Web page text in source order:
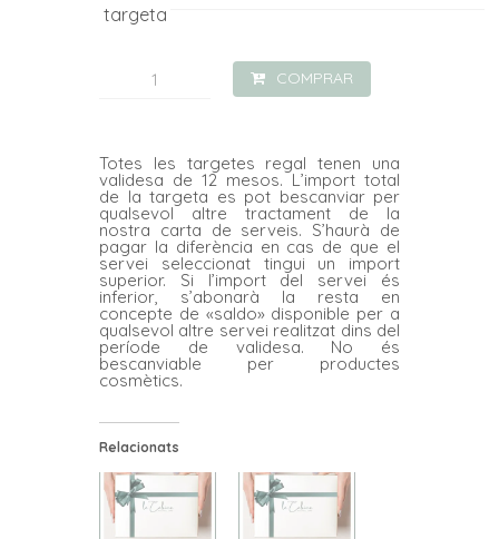
targeta
quantitat
Higiene
facial
White
Bio
Active
COMPRAR
Totes les targetes regal tenen una
validesa de 12 mesos. L’import total
de la targeta es pot bescanviar per
qualsevol altre tractament de la
nostra carta de serveis. S’haurà de
pagar la diferència en cas de que el
servei seleccionat tingui un import
superior. Si l’import del servei és
inferior, s’abonarà la resta en
concepte de «saldo» disponible per a
qualsevol altre servei realitzat dins del
període de validesa. No és
bescanviable per productes
cosmètics.
Relacionats